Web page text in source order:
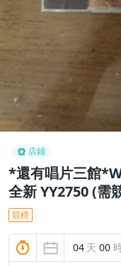
店鋪
*還有唱片三館
全新 YY2750 (需
競標
04 天 00